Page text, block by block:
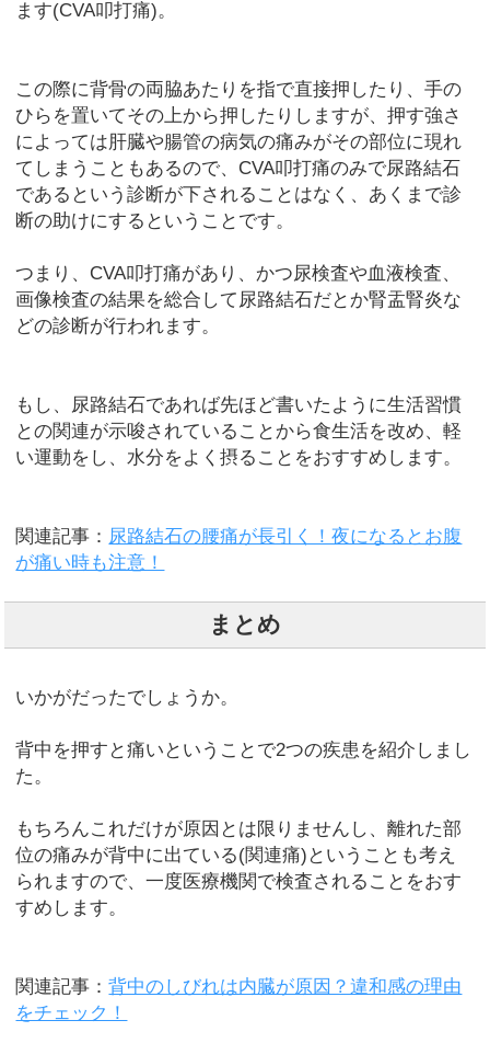
ます(CVA叩打痛)。
この際に背骨の両脇あたりを指で直接押したり、手の
ひらを置いてその上から押したりしますが、押す強さ
によっては肝臓や腸管の病気の痛みがその部位に現れ
てしまうこともあるので、CVA叩打痛のみで尿路結石
であるという診断が下されることはなく、あくまで診
断の助けにするということです。
つまり、CVA叩打痛があり、かつ尿検査や血液検査、
画像検査の結果を総合して尿路結石だとか腎盂腎炎な
どの診断が行われます。
もし、尿路結石であれば先ほど書いたように生活習慣
との関連が示唆されていることから食生活を改め、軽
い運動をし、水分をよく摂ることをおすすめします。
関連記事： 尿路結石の腰痛が長引く！夜になるとお腹
が痛い時も注意！
まとめ
いかがだったでしょうか。
背中を押すと痛いということで2つの疾患を紹介しまし
た。
もちろんこれだけが原因とは限りませんし、離れた部
位の痛みが背中に出ている(関連痛)ということも考え
られますので、一度医療機関で検査されることをおす
すめします。
関連記事：背中のしびれは内臓が原因？違和感の理由
をチェック！